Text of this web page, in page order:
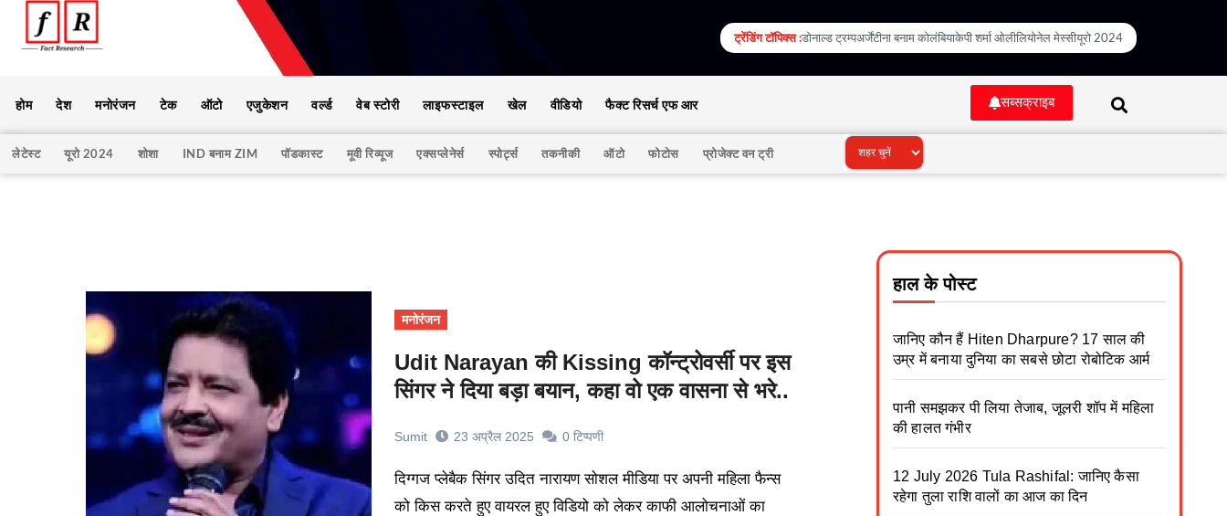
ट्रेंडिंग टॉपिक्स :डोनाल्ड ट्रम्पअर्जेंटीना बनाम कोलंबियाकेपी शर्मा ओलीलियोनेल मेस्सीयूरो 2024
होम देश मनोरंजन टेक ऑटो एजुकेशन वर्ल्ड वेब स्टोरी लाइफस्टाइल खेल वीडियो फैक्ट रिसर्च एफ आर सब्सक्राइब
लेटेस्ट यूरो 2024 शोशा IND बनाम ZIM पॉडकास्ट मूवी रिव्यूज एक्सप्लेनेर्स स्पोर्ट्स तकनीकी ऑटो फोटोस प्रोजेक्ट वन ट्री
मनोरंजन
Udit Narayan की Kissing कॉन्ट्रोवर्सी पर इस
सिंगर ने दिया बड़ा बयान, कहा वो एक वासना से भरे..
Sumit 23 अप्रैल 2025 0 टिप्पणी
दिग्गज प्लेबैक सिंगर उदित नारायण सोशल मीडिया पर अपनी महिला फैन्स
को किस करते हुए वायरल हुए विडियो को लेकर काफी आलोचनाओं का
हाल के पोस्ट
जानिए कौन हैं Hiten Dharpure? 17 साल की
उम्र में बनाया दुनिया का सबसे छोटा रोबोटिक आर्म
पानी समझकर पी लिया तेजाब, जूलरी शॉप में महिला
की हालत गंभीर
12 July 2026 Tula Rashifal: जानिए कैसा
रहेगा तुला राशि वालों का आज का दिन